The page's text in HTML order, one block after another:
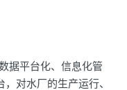
据平台化、信息化管
对水厂的生产运行、